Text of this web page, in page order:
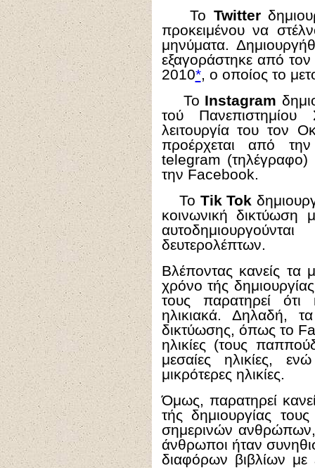
Το Twitter
προκειμένου να
μηνύματα.
εξαγοράστηκε από
2010*, ο οποίος το
Το Instagram
τού Πανεπιστημίου
λειτουργία του τον
προέρχεται από
telegram (τηλέγραφο)
την Facebook.
Το Tik Tok
κοινωνική δικτύωση
δευτερολέπτων.
Βλέποντας κανείς τα
χρόνο τής
τους παρατηρεί ότι
ηλικιακά. Δηλαδή,
δικτύωσης, όπως το
ηλικίες (τους
μεσαίες ηλικίες,
μικρότερες ηλικίες.
Όμως, παρατηρεί
τής δημιουργίας
σημερινών ανθρώπων,
άνθρωποι ήταν
διαφόρων βιβλίων